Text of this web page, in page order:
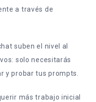
a través de
suben el nivel al
solo necesitarás
y probar tus prompts.
más trabajo inicial